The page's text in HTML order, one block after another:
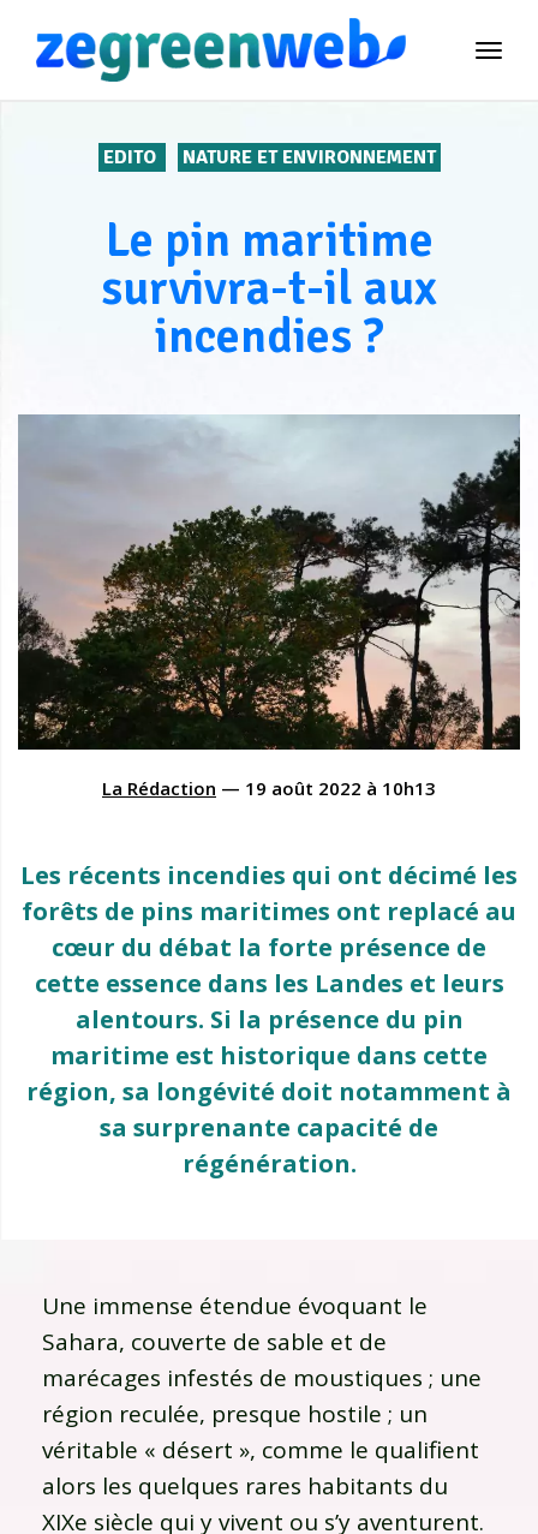
EDITO NATURE ET ENVIRONNEMENT
Le pin maritime
survivra-t-il aux
incendies ?
La Rédaction — 19 août 2022 à 10h13
Les récents incendies qui ont décimé les
forêts de pins maritimes ont replacé au
cœur du débat la forte présence de
cette essence dans les Landes et leurs
alentours. Si la présence du pin
maritime est historique dans cette
région, sa longévité doit notamment à
sa surprenante capacité de
régénération.
Une immense étendue évoquant le
Sahara, couverte de sable et de
marécages infestés de moustiques ; une
région reculée, presque hostile ; un
véritable « désert », comme le qualifient
alors les quelques rares habitants du
XIXe siècle qui y vivent ou s’y aventurent.